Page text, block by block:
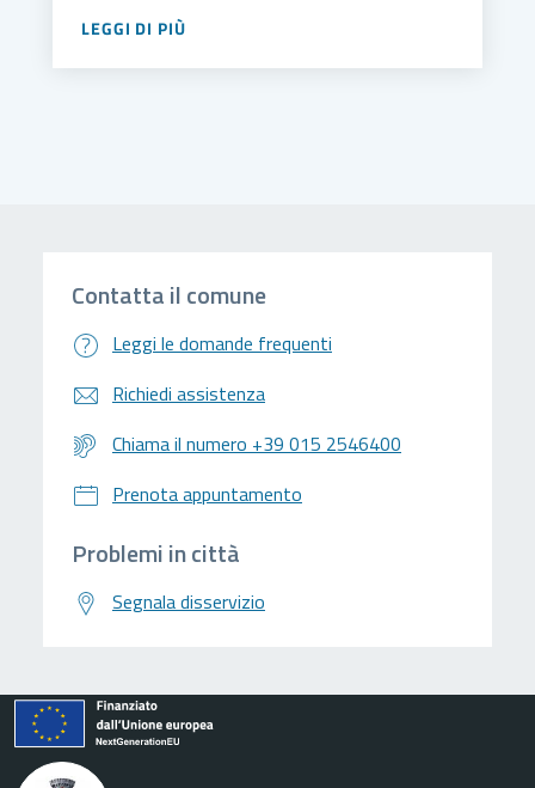
LEGGI DI PIÙ
Contatta il comune
Leggi le domande frequenti
Richiedi assistenza
Chiama il numero +39 015 2546400
Prenota appuntamento
Problemi in città
Segnala disservizio